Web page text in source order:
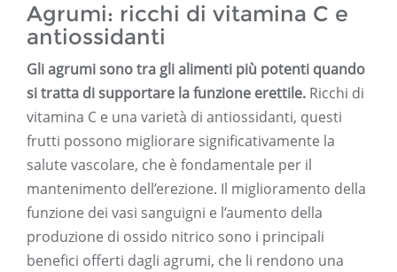
Agrumi: ricchi di vitamina C e
antiossidanti
Gli agrumi sono tra gli alimenti più potenti quando
si tratta di supportare la funzione erettile. Ricchi di
vitamina C e una varietà di antiossidanti, questi
frutti possono migliorare significativamente la
salute vascolare, che è fondamentale per il
mantenimento dell’erezione. Il miglioramento della
funzione dei vasi sanguigni e l’aumento della
produzione di ossido nitrico sono i principali
benefici offerti dagli agrumi, che li rendono una